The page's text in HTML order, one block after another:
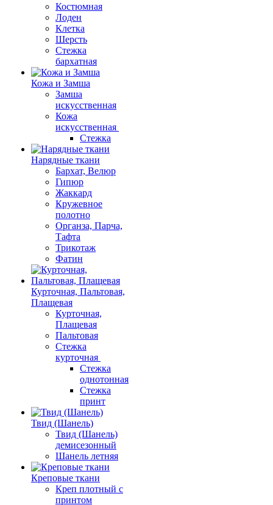
Костюмная
Лоден
Клетка
Шерсть
Стежка
бархатная
Кожа и Замша
Замша
искусственная
Кожа
искусственная
Стежка
Нарядные ткани
Бархат, Велюр
Гипюр
Жаккард
Кружевное
полотно
Органза, Парча,
Тафта
Трикотаж
Фатин
Курточная, Пальтовая,
Плащевая
Курточная,
Плащевая
Пальтовая
Стежка
курточная
Стежка
однотонная
Стежка
принт
Твид (Шанель)
Твид (Шанель)
демисезонный
Шанель летняя
Креповые ткани
Креп плотный с
принтом